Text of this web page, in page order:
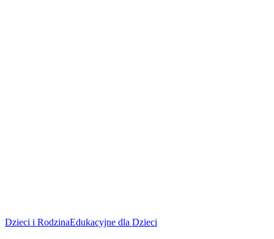
Dzieci i RodzinaEdukacyjne dla Dzieci